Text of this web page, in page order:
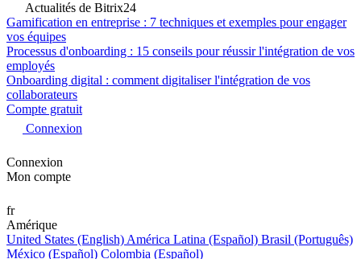
Actualités de Bitrix24
Gamification en entreprise : 7 techniques et exemples pour engager
vos équipes
Processus d'onboarding : 15 conseils pour réussir l'intégration de vos
employés
Onboarding digital : comment digitaliser l'intégration de vos
collaborateurs
Compte gratuit
Connexion
Connexion
Mon compte
fr
Amérique
United States (English) América Latina (Español) Brasil (Português)
México (Español) Colombia (Español)